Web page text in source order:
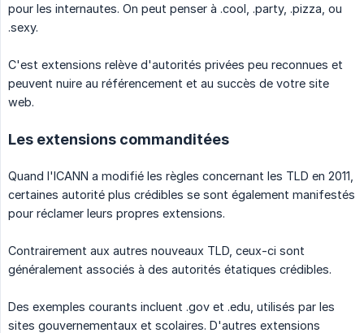
pour les internautes. On peut penser à .cool, .party, .pizza, ou
.sexy.
C'est extensions relève d'autorités privées peu reconnues et
peuvent nuire au référencement et au succès de votre site
web.
Les extensions commanditées
Quand l'ICANN a modifié les règles concernant les TLD en 2011,
certaines autorité plus crédibles se sont également manifestés
pour réclamer leurs propres extensions.
Contrairement aux autres nouveaux TLD, ceux-ci sont
généralement associés à des autorités étatiques crédibles.
Des exemples courants incluent .gov et .edu, utilisés par les
sites gouvernementaux et scolaires. D'autres extensions